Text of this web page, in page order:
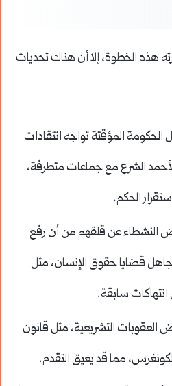
هذه الخطوة، إلا أن هناك تحديات
الحكومة المؤقتة تواجه انتقادات
الشرع مع جماعات متطرفة،
الحكم.
النشطاء عن قلقهم من أن رفع
قضايا حقوق الإنسان، مثل
سابقة.
العقوبات التشريعية، مثل قانون
مما قد يعيق التقدم.